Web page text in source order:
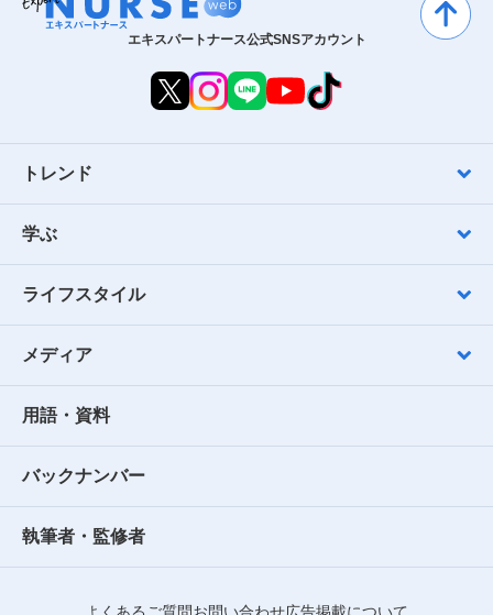
エキスパートナース公式SNSアカウント
トレンド
学ぶ
ライフスタイル
メディア
用語・資料
バックナンバー
執筆者・監修者